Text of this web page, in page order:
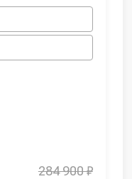
284 900 ₽